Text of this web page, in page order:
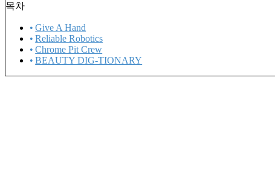
목차
Give A Hand
Reliable Robotics
Chrome Pit Crew
BEAUTY DIG-TIONARY